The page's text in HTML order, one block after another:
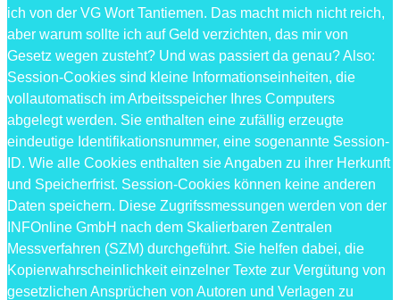
ich von der VG Wort Tantiemen. Das macht mich nicht reich,
aber warum sollte ich auf Geld verzichten, das mir von
Gesetz wegen zusteht? Und was passiert da genau? Also:
Session-Cookies sind kleine Informationseinheiten, die
vollautomatisch im Arbeitsspeicher Ihres Computers
abgelegt werden. Sie enthalten eine zufällig erzeugte
eindeutige Identifikationsnummer, eine sogenannte Session-
ID. Wie alle Cookies enthalten sie Angaben zu ihrer Herkunft
und Speicherfrist. Session-Cookies können keine anderen
Daten speichern. Diese Zugrifssmessungen werden von der
INFOnline GmbH nach dem Skalierbaren Zentralen
Messverfahren (SZM) durchgeführt. Sie helfen dabei, die
Kopierwahrscheinlichkeit einzelner Texte zur Vergütung von
gesetzlichen Ansprüchen von Autoren und Verlagen zu